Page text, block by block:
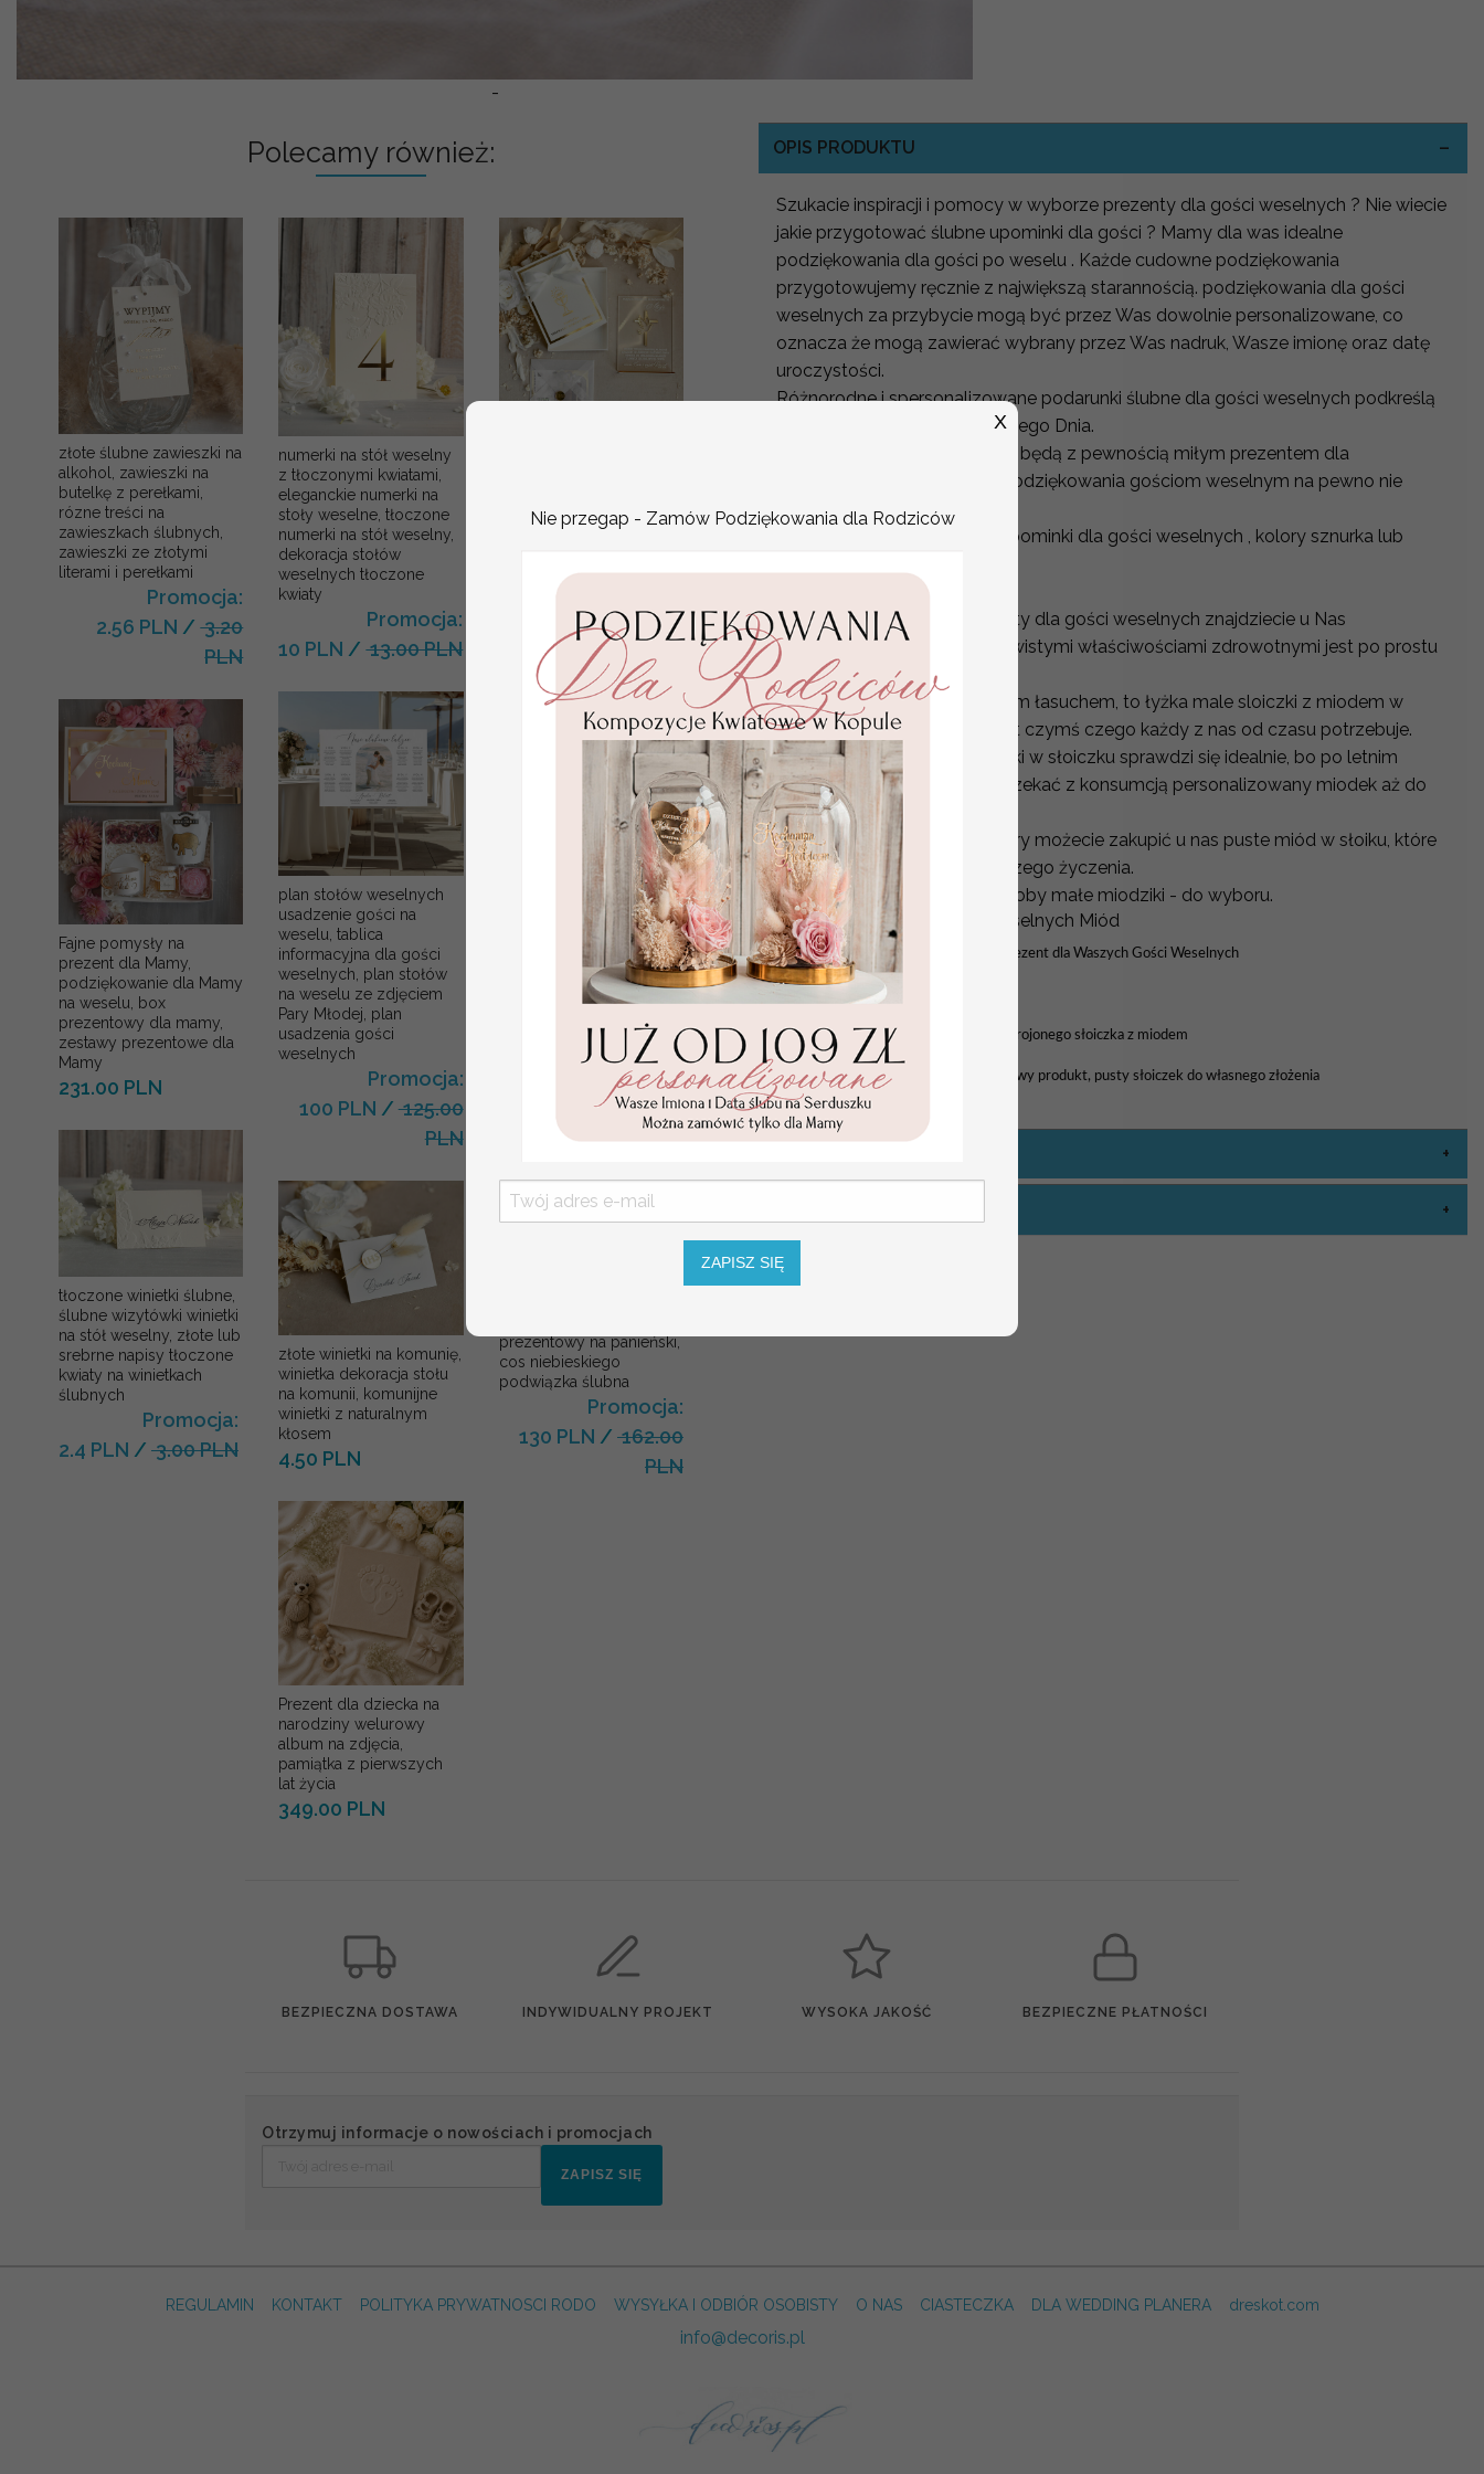
-
Polecamy również:
złote ślubne zawieszki na
alkohol, zawieszki na
butelkę z perełkami,
rózne treści na
zawieszkach ślubnych,
zawieszki ze złotymi
literami i perełkami
Promocja:
2.56 PLN /3.20
PLN
Fajne pomysły na
prezent dla Mamy,
podziękowanie dla Mamy
na weselu, box
prezentowy dla mamy,
zestawy prezentowe dla
Mamy
231.00 PLN
tłoczone winietki ślubne,
ślubne wizytówki winietki
na stół weselny, złote lub
srebrne napisy tłoczone
kwiaty na winietkach
ślubnych
Promocja:
2.4 PLN / 3.00 PLN
numerki na stół weselny
z tłoczonymi kwiatami,
eleganckie numerki na
stoły weselne, tłoczone
numerki na stół weselny,
dekoracja stołów
weselnych tłoczone
kwiaty
Promocja:
10 PLN /13.00 PLN
plan stołów weselnych
usadzenie gości na
weselu, tablica
informacyjna dla gości
weselnych, plan stołów
na weselu ze zdjęciem
Pary Młodej, plan
usadzenia gości
weselnych
Promocja:
100 PLN /125.00
PLN
złote winietki na komunię,
winietka dekoracja stołu
na komunii, komunijne
winietki z naturalnym
kłosem
4.50 PLN
Prezent dla dziecka na
narodziny welurowy
album na zdjęcia,
pamiątka z pierwszych
lat życia
349.00 PLN
Pamiątka Komunijna
85.00 PLN
PLN
podziękowanie dla Matki i
Ojca Chrzestnego Rama i
kwiaty , Flowerbox Serce
podziękowania dla
chrzestnych na Komunię
139.00 PLN
/
165.00 PLN
prezentowy na panieński,
cos niebieskiego
podwiązka ślubna
Promocja:
130 PLN / 162.00
PLN
OPIS PRODUKTU
Szukacie inspiracji i pomocy w wyborze prezenty dla gości weselnych ? Nie wiecie
jakie przygotować ślubne upominki dla gości ? Mamy dla was idealne
podziękowania dla gości po weselu . Każde cudowne podziękowania
przygotowujemy ręcznie z największą starannością. podziękowania dla gości
weselnych za przybycie mogą być przez Was dowolnie personalizowane, co
oznacza że mogą zawierać wybrany przez Was nadruk, Wasze imionę oraz datę
uroczystości.
Różnorodne i spersonalizowane podarunki ślubne dla gości weselnych podkreślą
wyjątkowość Waszego Wielkiego Dnia.
pamiątki dla gości weselnych będą z pewnością miłym prezentem dla
uczestników wesela. Dzięki podziękowania gościom weselnym na pewno nie
zapomną go na długo!
Cena dotyczy jednej sztuki upominki dla gości weselnych , kolory sznurka lub
Napisy i czcionki do wyboru.
Pomysł na oryginalne prezenty dla gości weselnych znajdziecie u Nas
sloiczki do miodu poza pczywistymi właściwościami zdrowotnymi jest po prostu
pyszny!
Nawet jeśli ktoś nie jest wielkim łasuchem, to łyżka male sloiczki z miodem w
zimowej gorącej herbacie, jest czymś czego każdy z nas od czasu potrzebuje.
Jako weselny prezent miodziki w słoiczku sprawdzi się idealnie, bo po letnim
weselu można spokojnie poczekać z konsumcją personalizowany miodek aż do
zimy. Brzmi dobrze?
Jeżeli robicie własne przetwory możecie zakupić u nas puste miód w słoiku, które
spersonalizujemy wedle Waszego życzenia.
Grafika, tekst, sznurek do ozdoby małe miodziki - do wyboru.
Podziękowania dla Gości Weselnych Miód
Doskonały, unikalny pyszny i słodki prezent dla Waszych Gości Weselnych
Możliwość zamówienia pustego przystrojonego słoiczka z miodem
Słoiczek z miodem wysyłany jako gotowy produkt, pusty słoiczek do własnego złożenia
BEZPIECZNA DOSTAWA INDYWIDUALNY PROJEKT WYSOKA JAKOŚĆ BEZPIECZNE PŁATNOŚCI
Otrzymuj informacje o nowościach i promocjach
ZAPISZ SIĘ
REGULAMIN KONTAKT POLITYKA PRYWATNOSCI RODO WYSYŁKA I ODBIÓR OSOBISTY O NAS CIASTECZKA DLA WEDDING PLANERA dreskot.com
info@decoris.pl
Nie przegap - Zamów Podziękowania dla Rodziców
ZAPISZ SIĘ
X